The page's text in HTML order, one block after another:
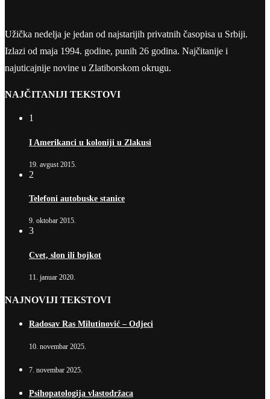
Užička nedelja je jedan od najstarijih privatnih časopisa u Srbiji.
Izlazi od maja 1994. godine, punih 26 godina. Najčitanije i
najuticajnije novine u Zlatiborskom okrugu.
NAJČITANIJI TEKSTOVI
1
I Amerikanci u koloniji u Zlakusi
19. avgust 2015.
2
Telefoni autobuske stanice
9. oktobar 2015.
3
Cvet, slon ili bojkot
11. januar 2020.
NAJNOVIJI TEKSTOVI
Radosav Ras Milutinović – Odjeci
10. novembar 2025.
7. novembar 2025.
Psihopatologija vlastodržaca